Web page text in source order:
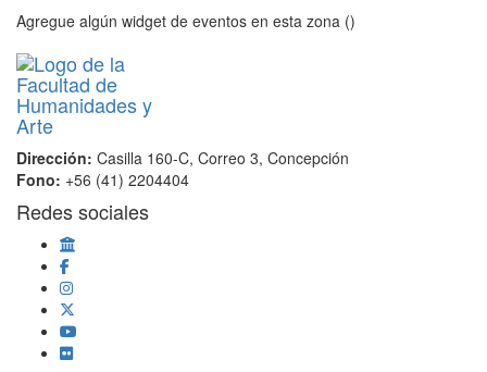
Agregue algún widget de eventos en esta zona ()
Dirección: Casilla 160-C, Correo 3, Concepción
Fono: +56 (41) 2204404
Redes sociales